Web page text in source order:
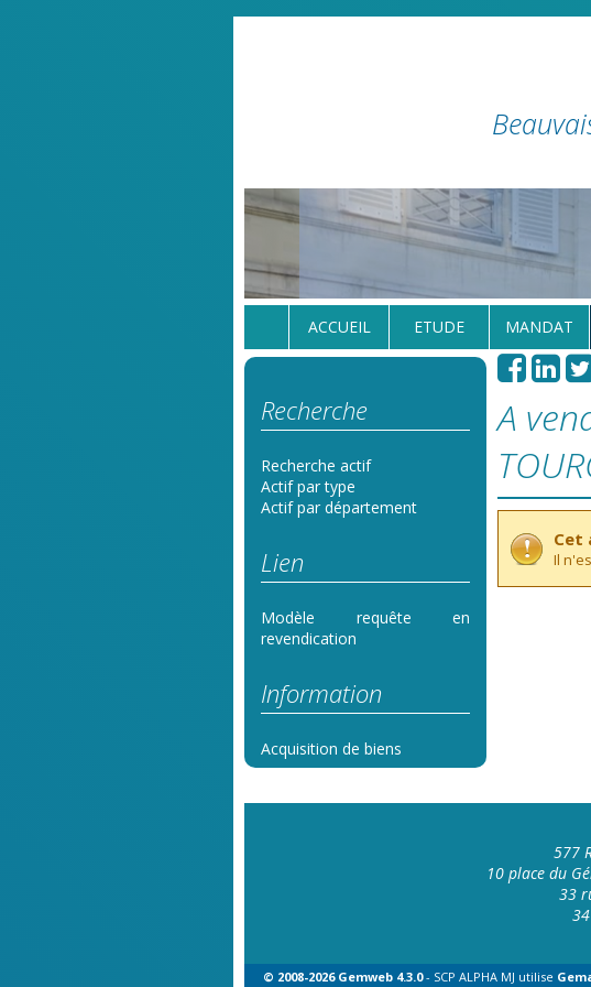
ACCUEIL ETUDE MANDAT
Recherche
Recherche actif
Actif par type
Actif par département
Lien
Modèle requête en
revendication
Information
Acquisition de biens
A
Cet
Il
577
10 place du
33
© 2008-2026 Gemweb 4.3.0- SCP ALPHA MJ utilise